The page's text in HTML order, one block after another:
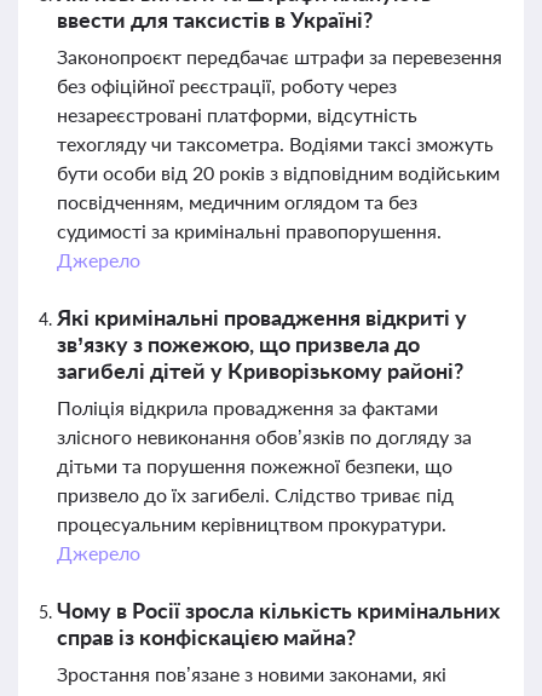
ввести для таксистів в Україні?
Законопроєкт передбачає штрафи за перевезення
без офіційної реєстрації, роботу через
незареєстровані платформи, відсутність
техогляду чи таксометра. Водіями таксі зможуть
бути особи від 20 років з відповідним водійським
посвідченням, медичним оглядом та без
судимості за кримінальні правопорушення.
Джерело
Які кримінальні провадження відкриті у
зв’язку з пожежою, що призвела до
загибелі дітей у Криворізькому районі?
Поліція відкрила провадження за фактами
злісного невиконання обов’язків по догляду за
дітьми та порушення пожежної безпеки, що
призвело до їх загибелі. Слідство триває під
процесуальним керівництвом прокуратури.
Джерело
Чому в Росії зросла кількість кримінальних
справ із конфіскацією майна?
Зростання пов’язане з новими законами, які